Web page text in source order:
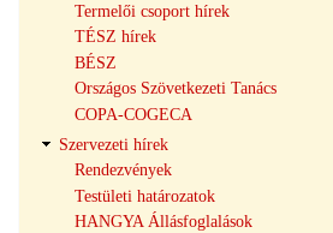
Termelői csoport hírek
TÉSZ hírek
BÉSZ
Országos Szövetkezeti Tanács
COPA-COGECA
Szervezeti hírek
Rendezvények
Testületi határozatok
HANGYA Állásfoglalások